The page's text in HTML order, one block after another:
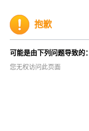
抱歉
可能是由下列问题导致的：
您无权访问此页面